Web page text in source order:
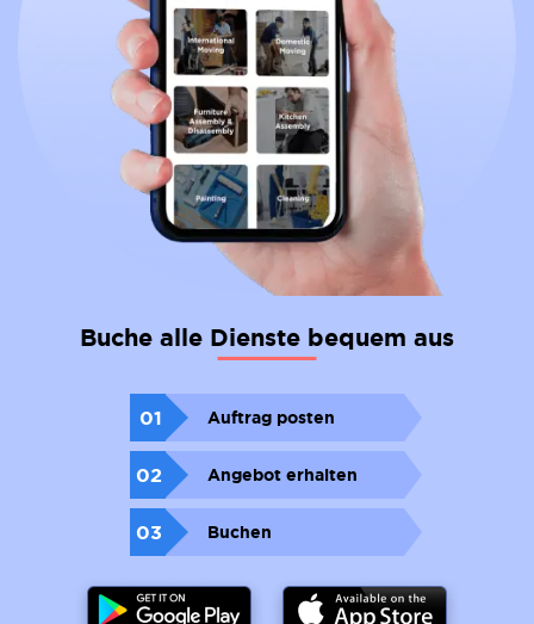
Buche alle Dienste bequem aus
01 Auftrag posten
02 Angebot erhalten
03 Buchen